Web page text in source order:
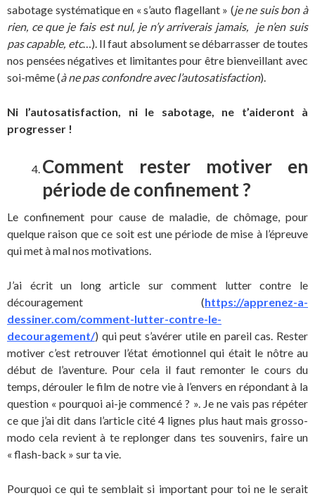
sabotage systématique en « s’auto flagellant » (je ne suis bon à
rien, ce que je fais est nul, je n’y arriverais jamais, je n’en suis
pas capable, etc…). Il faut absolument se débarrasser de toutes
nos pensées négatives et limitantes pour être bienveillant avec
soi-même (à ne pas confondre avec l’autosatisfaction).
Ni l’autosatisfaction, ni le sabotage, ne t’aideront à
progresser !
Comment rester motiver en
période de confinement ?
Le confinement pour cause de maladie, de chômage, pour
quelque raison que ce soit est une période de mise à l’épreuve
qui met à mal nos motivations.
J’ai écrit un long article sur comment lutter contre le
découragement (https://apprenez-a-
dessiner.com/comment-lutter-contre-le-
decouragement/) qui peut s’avérer utile en pareil cas. Rester
motiver c’est retrouver l’état émotionnel qui était le nôtre au
début de l’aventure. Pour cela il faut remonter le cours du
temps, dérouler le film de notre vie à l’envers en répondant à la
question « pourquoi ai-je commencé ? ». Je ne vais pas répéter
ce que j’ai dit dans l’article cité 4 lignes plus haut mais grosso-
modo cela revient à te replonger dans tes souvenirs, faire un
« flash-back » sur ta vie.
Pourquoi ce qui te semblait si important pour toi ne le serait